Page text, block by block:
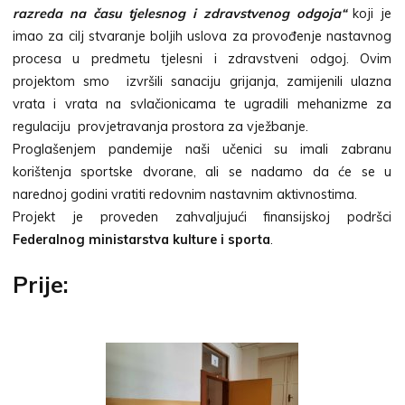
razreda na času tjelesnog i zdravstvenog odgoja“koji je
imao za cilj stvaranje boljih uslova za provođenje nastavnog
procesa u predmetu tjelesni i zdravstveni odgoj. Ovim
projektom smo izvršili sanaciju grijanja, zamijenili ulazna
vrata i vrata na svlačionicama te ugradili mehanizme za
regulaciju provjetravanja prostora za vježbanje.
Proglašenjem pandemije naši učenici su imali zabranu
korištenja sportske dvorane, ali se nadamo da će se u
narednoj godini vratiti redovnim nastavnim aktivnostima.
Projekt je proveden zahvaljujući finansijskoj podršci
Federalnog ministarstva kulture i sporta
Prije: